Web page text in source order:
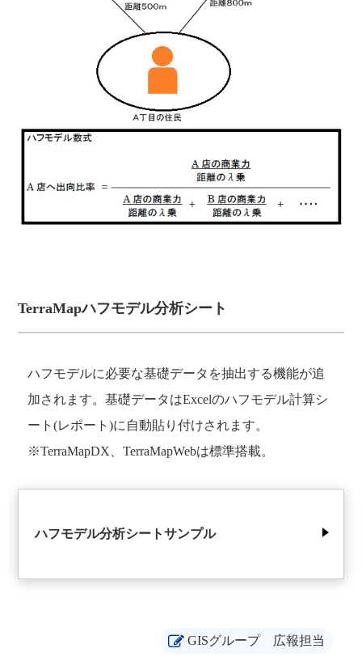
TerraMapハフモデル分析シート
ハフモデルに必要な基礎データを抽出する機能が追
加されます。基礎データはExcelのハフモデル計算シ
ート(レポート)に自動貼り付けされます。
※TerraMapDX、TerraMapWebは標準搭載。
ハフモデル分析シートサンプル
GISグループ 広報担当